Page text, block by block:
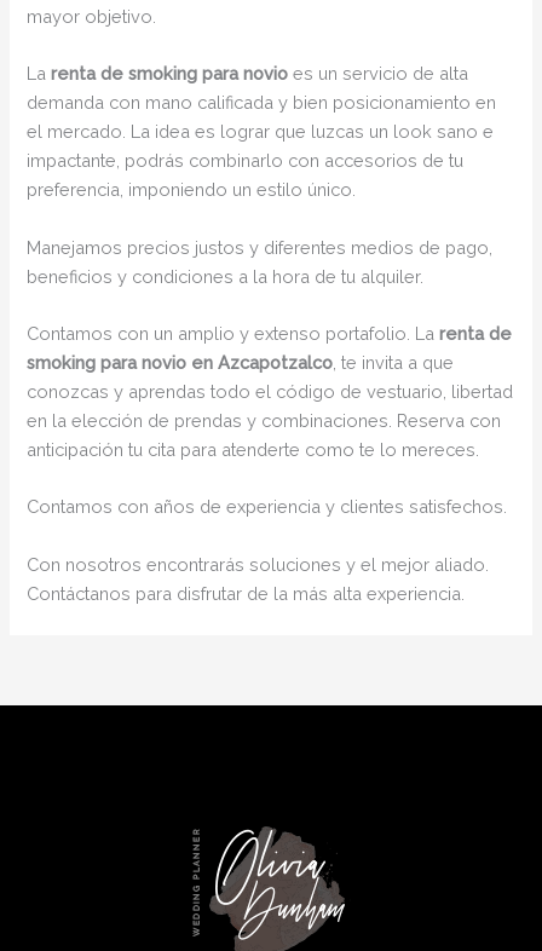
mayor objetivo.
Larenta de smoking para novioes un servicio de alta
demanda con mano calificada y bien posicionamiento en
el mercado. La idea es lograr que luzcas un look sano e
impactante, podrás combinarlo con accesorios de tu
preferencia, imponiendo un estilo único.
Manejamos precios justos y diferentes medios de pago,
beneficios y condiciones a la hora de tu alquiler.
Contamos con un amplio y extenso portafolio. Larenta de
smoking para novio en Azcapotzalco , te invita a que
conozcas y aprendas todo el código de vestuario, libertad
en la elección de prendas y combinaciones. Reserva con
anticipación tu cita para atenderte como te lo mereces.
Contamos con años de experiencia y clientes satisfechos.
Con nosotros encontrarás soluciones y el mejor aliado.
Contáctanos para disfrutar de la más alta experiencia.